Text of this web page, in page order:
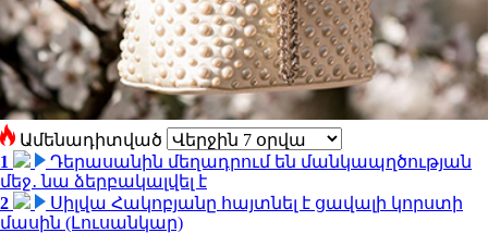
Ամենադիտված
1
Դերասանին մեղադրում են մանկապղծության
մեջ․ նա ձերբակալվել է
2
Սիլվա Հակոբյանը հայտնել է ցավալի կորստի
մասին (Լուսանկար)